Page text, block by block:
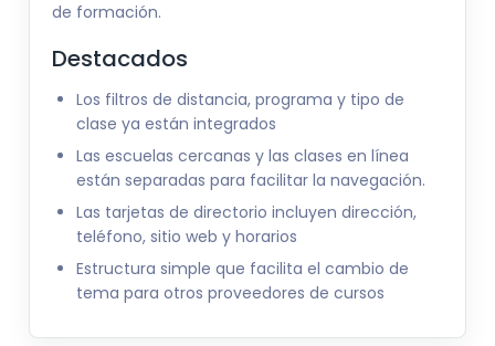
de formación.
Destacados
Los filtros de distancia, programa y tipo de
clase ya están integrados
Las escuelas cercanas y las clases en línea
están separadas para facilitar la navegación.
Las tarjetas de directorio incluyen dirección,
teléfono, sitio web y horarios
Estructura simple que facilita el cambio de
tema para otros proveedores de cursos